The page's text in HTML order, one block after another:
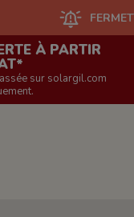
FERMETURE
À PARTIR
sur solargil.com